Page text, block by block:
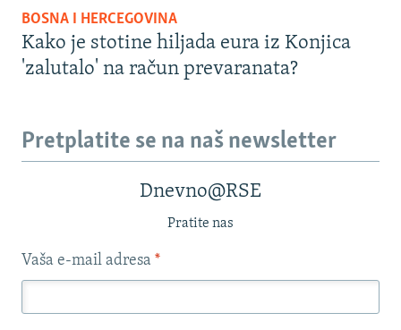
BOSNA I HERCEGOVINA
Kako je stotine hiljada eura iz Konjica
'zalutalo' na račun prevaranata?
Pretplatite se na naš newsletter
Dnevno@RSE
Pratite nas
Vaša e-mail adresa *